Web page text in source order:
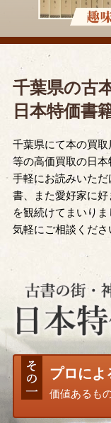
千葉県の古
日本特価書
千葉県にて本の買
等の高価買取の日本
手軽にお読みいた
書、また愛好家に
を観続けてまいり
気軽にご相談くださ
プロによ
価値あるも